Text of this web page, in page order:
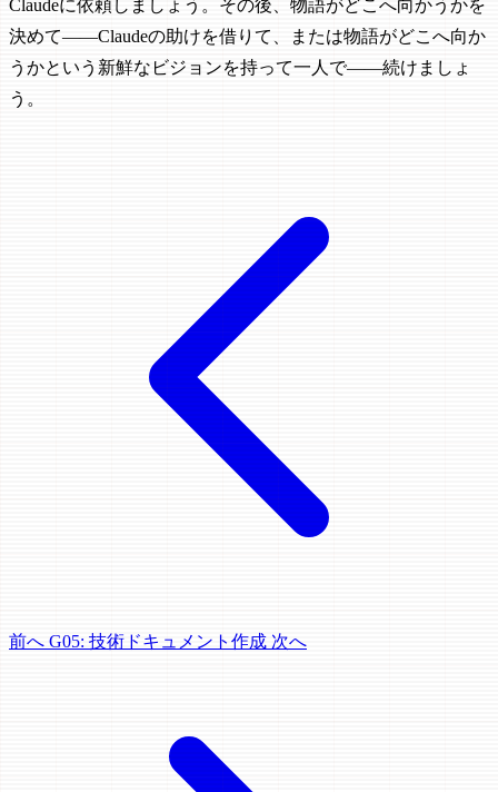
Claudeに依頼しましょう。その後、物語がどこへ向かうかを
決めて——Claudeの助けを借りて、または物語がどこへ向か
うかという新鮮なビジョンを持って一人で——続けましょ
う。
前へ G05: 技術ドキュメント作成 次へ